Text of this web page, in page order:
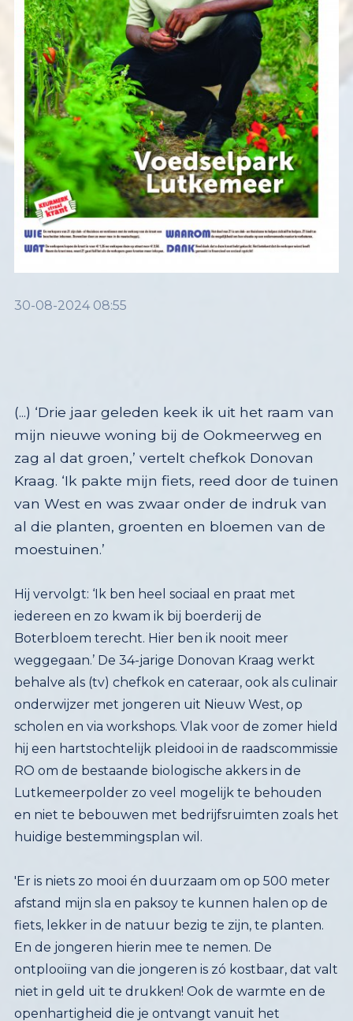
30-08-2024 08:55
(...) ‘Drie jaar geleden keek ik uit het raam van
mijn nieuwe woning bij de Ookmeerweg en
zag al dat groen,’ vertelt chefkok Donovan
Kraag. ‘Ik pakte mijn fiets, reed door de tuinen
van West en was zwaar onder de indruk van
al die planten, groenten en bloemen van de
moestuinen.’
Hij vervolgt: ‘Ik ben heel sociaal en praat met
iedereen en zo kwam ik bij boerderij de
Boterbloem terecht. Hier ben ik nooit meer
weggegaan.’ De 34-jarige Donovan Kraag werkt
behalve als (tv) chefkok en cateraar, ook als culinair
onderwijzer met jongeren uit Nieuw West, op
scholen en via workshops. Vlak voor de zomer hield
hij een hartstochtelijk pleidooi in de raadscommissie
RO om de bestaande biologische akkers in de
Lutkemeerpolder zo veel mogelijk te behouden
en niet te bebouwen met bedrijfsruimten zoals het
huidige bestemmingsplan wil.
'Er is niets zo mooi én duurzaam om op 500 meter
afstand mijn sla en paksoy te kunnen halen op de
fiets, lekker in de natuur bezig te zijn, te planten.
En de jongeren hierin mee te nemen. De
ontplooiïng van die jongeren is zó kostbaar, dat valt
niet in geld uit te drukken! Ook de warmte en de
openhartigheid die je ontvangt vanuit het
Voedselpark is enorm behulpzaam. Het is gewoon